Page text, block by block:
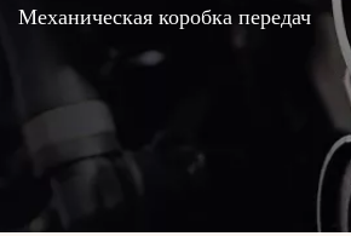
Механическая коробка передач